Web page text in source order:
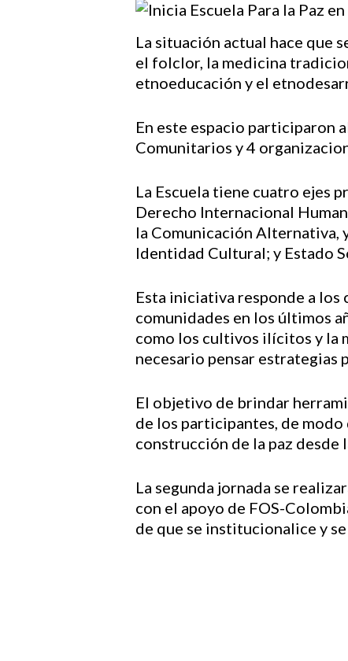
Hit enter to search or ESC to close
La situación actual hace que
el folclor, la medicina
etnoeducación y el
En este espacio participaron
Comunitarios y 4
La Escuela tiene cuatro ejes
Derecho Internacional
la Comunicación Alternativa,
Identidad Cultural; y Estado
Esta iniciativa responde a los
comunidades en los últimos
como los cultivos ilícitos y la
necesario pensar estrategias
El objetivo de brindar
de los participantes, de
construcción de la paz desde
La segunda jornada se
con el apoyo de FOS-
de que se institucionalice y